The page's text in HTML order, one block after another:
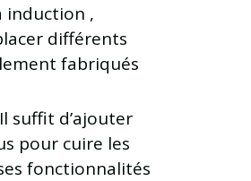
induction ,
différents
fabriqués
suffit d’ajouter
pour cuire les
fonctionnalités